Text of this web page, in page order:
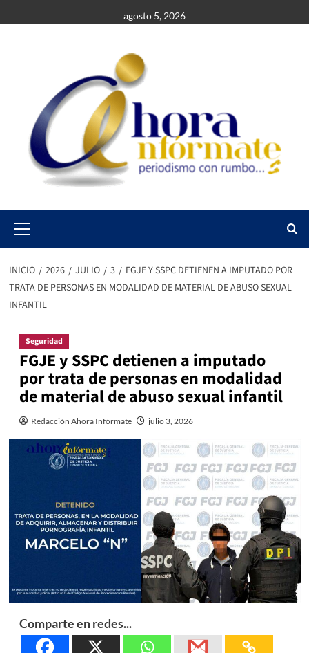
al
agosto 5, 2026
Menu
INICIO 2026 JULIO 3
FGJE Y SSPC DETIENEN A IMPUTADO POR
TRATA DE PERSONAS EN MODALIDAD DE MATERIAL DE ABUSO SEXUAL
INFANTIL
Seguridad
FGJE y SSPC detienen a imputado
por trata de personas en modalidad
de material de abuso sexual infantil
Redacción Ahora Infórmate julio 3, 2026
Comparte en redes...